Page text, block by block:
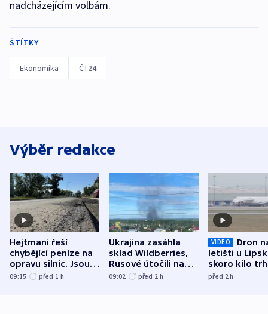
nadcházejícím volbám.
ŠTÍTKY
Ekonomika ČT24
Výběr redakce
Hejtmani řeší
chybějící peníze na
opravu silnic. Jsou
nenárokové, namítá
09:15 před 1 h
Ukrajina zasáhla
sklad Wildberries,
Rusové útočili na
trh, hasiče či
09:02 před 2 h
VIDEO
Dron
letišti u
skoro kilo
indicie
před 2h